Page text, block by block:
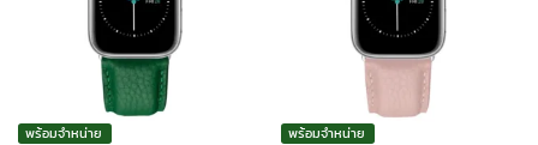
พร้อมจำหน่าย พร้อมจำหน่าย